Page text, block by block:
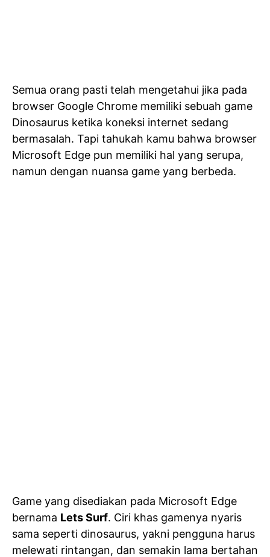
Semua orang pasti telah mengetahui jika pada
browser Google Chrome memiliki sebuah game
Dinosaurus ketika koneksi internet sedang
bermasalah. Tapi tahukah kamu bahwa browser
Microsoft Edge pun memiliki hal yang serupa,
namun dengan nuansa game yang berbeda.
Game yang disediakan pada Microsoft Edge
bernama Lets Surf. Ciri khas gamenya nyaris
sama seperti dinosaurus, yakni pengguna harus
melewati rintangan, dan semakin lama bertahan